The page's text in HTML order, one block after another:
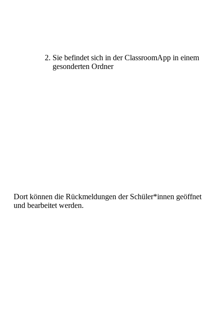
Sie befindet sich in der ClassroomApp in einem
gesonderten Ordner
Dort können die Rückmeldungen der Schüler*innen geöffnet
und bearbeitet werden.